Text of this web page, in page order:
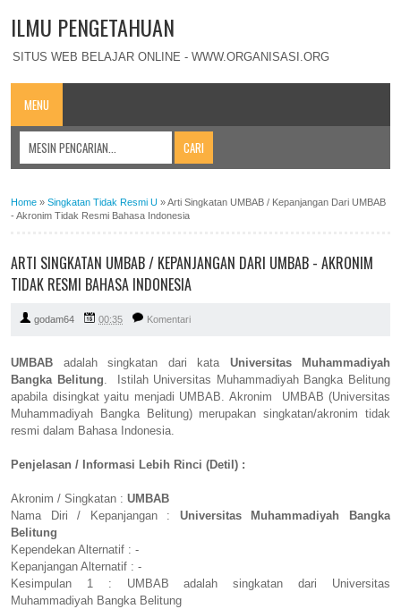
ILMU PENGETAHUAN
SITUS WEB BELAJAR ONLINE - WWW.ORGANISASI.ORG
MENU
Home » Singkatan Tidak Resmi U »Arti Singkatan UMBAB / Kepanjangan Dari UMBAB
- Akronim Tidak Resmi Bahasa Indonesia
ARTI SINGKATAN UMBAB / KEPANJANGAN DARI UMBAB - AKRONIM
TIDAK RESMI BAHASA INDONESIA
godam64 00:35 Komentari
UMBAB adalah singkatan dari kata Universitas Muhammadiyah
Bangka Belitung. Istilah Universitas Muhammadiyah Bangka Belitung
apabila disingkat yaitu menjadi UMBAB. Akronim UMBAB (Universitas
Muhammadiyah Bangka Belitung) merupakan singkatan/akronim tidak
resmi dalam Bahasa Indonesia.
Penjelasan / Informasi Lebih Rinci (Detil) :
Akronim / Singkatan : UMBAB
Nama Diri / Kepanjangan : Universitas Muhammadiyah Bangka
Belitung
Kependekan Alternatif : -
Kepanjangan Alternatif : -
Kesimpulan 1 : UMBAB adalah singkatan dari Universitas
Muhammadiyah Bangka Belitung